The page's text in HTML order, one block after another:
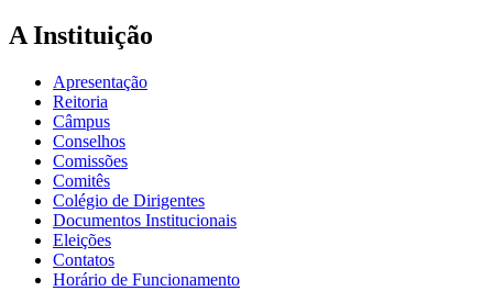
A Instituição
Apresentação
Reitoria
Câmpus
Conselhos
Comissões
Comitês
Colégio de Dirigentes
Documentos Institucionais
Eleições
Contatos
Horário de Funcionamento